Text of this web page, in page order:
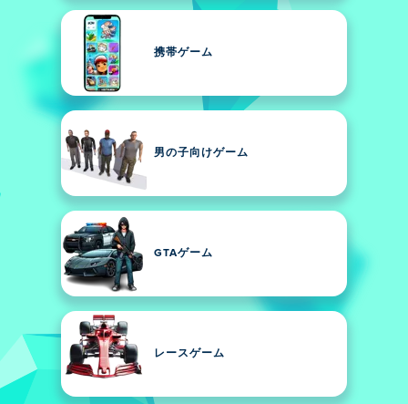
携帯ゲーム
男の子向けゲーム
GTAゲーム
レースゲーム